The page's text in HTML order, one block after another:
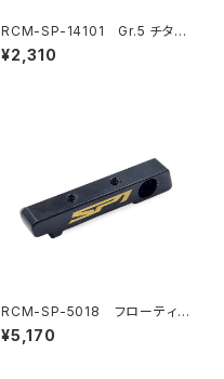
RCM-SP-14101 Gr.5 チタン
リヤトー/フロントステアリングリ
ンクターンバックル 3x28mm
¥2,310
RCM-SP-5018 フローティン
グエレクトロニクスプレートバル
クヘッド(6.5g)(オプション)
¥5,170